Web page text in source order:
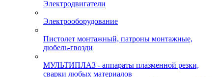
Электродвигатели
Электрооборудование
Пистолет монтажный, патроны монтажные,
дюбель-гвозди
МУЛЬТИПЛАЗ - аппараты плазменной резки,
сварки любых материалов